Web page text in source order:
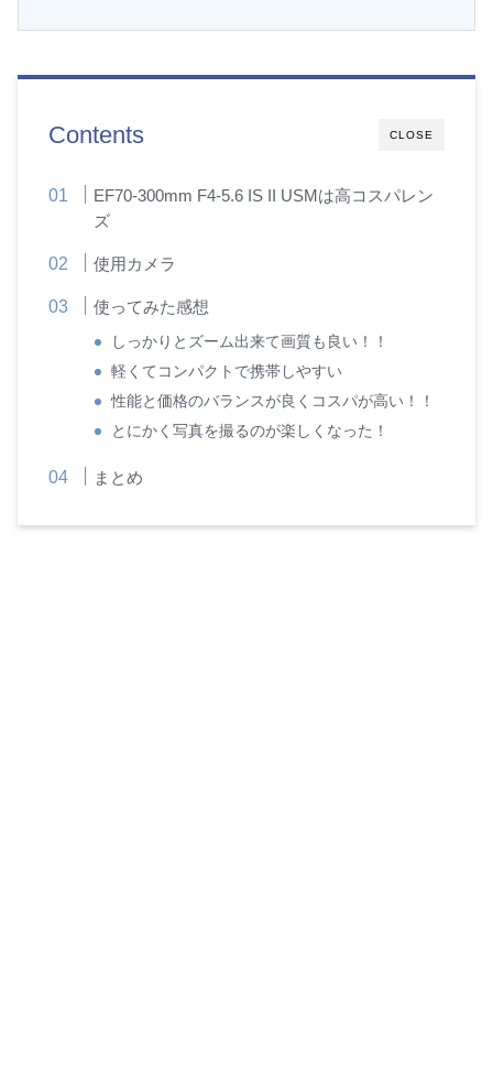
CLOSE
Contents
EF70-300mm F4-5.6 IS II USMは高コスパレン
ズ
使用カメラ
使ってみた感想
しっかりとズーム出来て画質も良い！！
軽くてコンパクトで携帯しやすい
性能と価格のバランスが良くコスパが高い！！
とにかく写真を撮るのが楽しくなった！
まとめ